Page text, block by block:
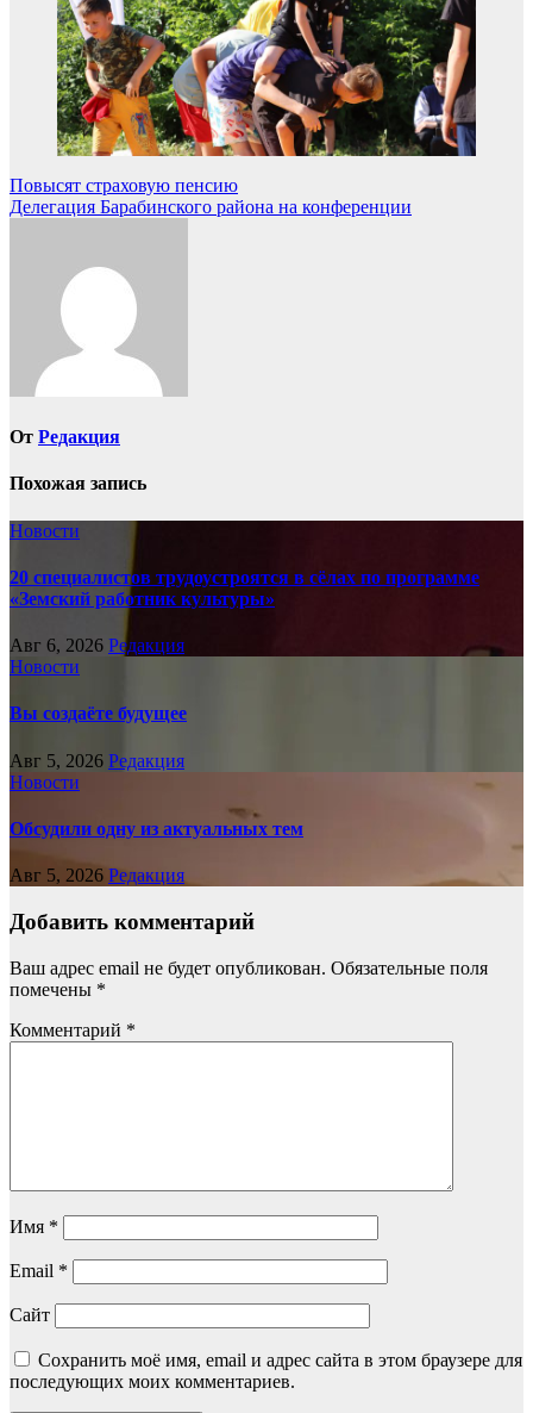
Навигация
по
Повысят страховую пенсию
Делегация Барабинского района на конференции
От Редакция
Похожая запись
Новости
20 специалистов трудоустроятся в сёлах по программе
«Земский работник культуры»
Авг 6, 2026 Редакция
Новости
Вы создаёте будущее
Авг 5, 2026 Редакция
Новости
Обсудили одну из актуальных тем
Авг 5, 2026 Редакция
Добавить комментарий
Ваш адрес email не будет опубликован. Обязательные поля
помечены *
Комментарий *
Имя *
Email *
Сайт
Сохранить моё имя, email и адрес сайта в этом браузере для
последующих моих комментариев.